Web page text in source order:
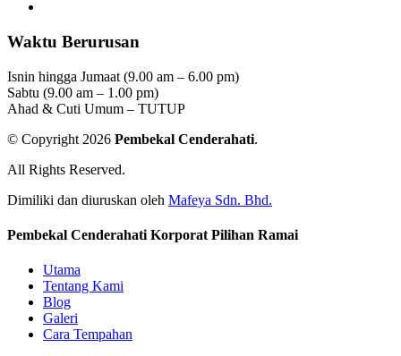
Waktu Berurusan
Isnin hingga Jumaat (9.00 am – 6.00 pm)
Sabtu (9.00 am – 1.00 pm)
Ahad & Cuti Umum – TUTUP
© Copyright 2026 Pembekal Cenderahati.
All Rights Reserved.
Dimiliki dan diuruskan oleh Mafeya Sdn. Bhd.
Pembekal Cenderahati Korporat Pilihan Ramai
Utama
Tentang Kami
Blog
Galeri
Cara Tempahan